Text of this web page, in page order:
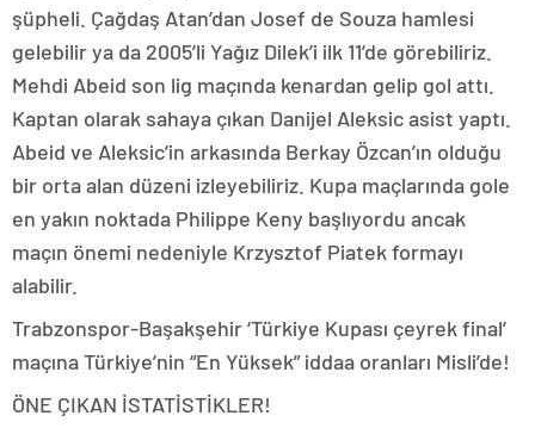
şüpheli. Çağdaş Atan’dan Josef de Souza hamlesi
gelebilir ya da 2005’li Yağız Dilek’i ilk 11’de görebiliriz.
Mehdi Abeid son lig maçında kenardan gelip gol attı.
Kaptan olarak sahaya çıkan Danijel Aleksic asist yaptı.
Abeid ve Aleksic’in arkasında Berkay Özcan’ın olduğu
bir orta alan düzeni izleyebiliriz. Kupa maçlarında gole
en yakın noktada Philippe Keny başlıyordu ancak
maçın önemi nedeniyle Krzysztof Piatek formayı
alabilir.
Trabzonspor-Başakşehir ‘Türkiye Kupası çeyrek final’
maçına Türkiye’nin “En Yüksek” iddaa oranları Misli’de!
ÖNE ÇIKAN İSTATİSTİKLER!